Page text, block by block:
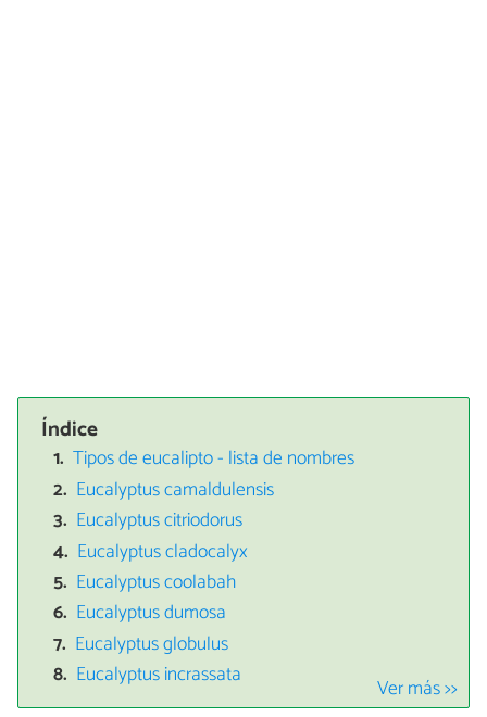
Índice
Tipos de eucalipto - lista de nombres
Eucalyptus camaldulensis
Eucalyptus citriodorus
Eucalyptus cladocalyx
Eucalyptus coolabah
Eucalyptus dumosa
Eucalyptus globulus
Eucalyptus incrassata
Ver más >>